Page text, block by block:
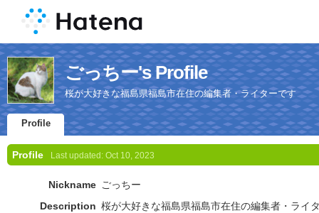
ごっちー's Profile
桜が大好きな福島県福島市在住の編集者・ライターです
Profile
Profile Last updated: Oct 10, 2023
Nickname ごっちー
Description 桜が大好きな福島県福島市在住の編集者・ライ